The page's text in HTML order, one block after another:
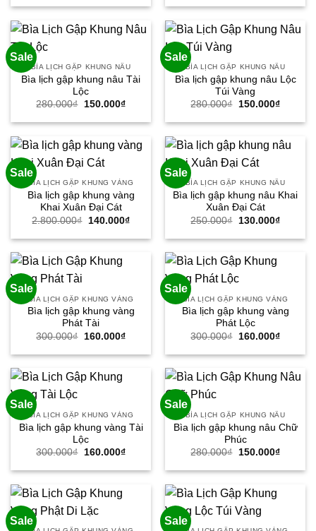
là:
tại
150.000₫.
là:
tại
Sale
BÌA LỊCH GẬP KHUNG NÂU
Bìa lịch gập khung nâu Tài
Lộc
280.000₫
Giá
là:
150.000₫Giá
tại
150.000₫.
Sale
BÌA LỊCH GẬP KHUNG NÂU
Bìa lịch gập khung nâu Lộc
Túi Vàng
280.000₫
Giá
là:
150.000₫Giá
tại
Sale
BÌA LỊCH GẬP KHUNG VÀNG
Bìa lịch gập khung vàng
Khai Xuân Đại Cát
2.800.000₫
Giá
là:
140.000₫Giá
tại
140.000₫.
Sale
BÌA LỊCH GẬP KHUNG NÂU
Bìa lịch gập khung nâu Khai
Xuân Đại Cát
250.000₫
Giá
là:
130.000₫Giá
tại
Sale
BÌA LỊCH GẬP KHUNG VÀNG
Bìa lịch gập khung vàng
Phát Tài
300.000₫
Giá
là:
160.000₫Giá
tại
160.000₫.
Sale
BÌA LỊCH GẬP KHUNG VÀNG
Bìa lịch gập khung vàng
Phát Lộc
300.000₫
Giá
là:
160.000₫Giá
tại
Sale
BÌA LỊCH GẬP KHUNG VÀNG
Bìa lịch gập khung vàng Tài
Lộc
300.000₫
Giá
là:
160.000₫Giá
tại
160.000₫.
Sale
BÌA LỊCH GẬP KHUNG NÂU
Bìa lịch gập khung nâu Chữ
Phúc
280.000₫
Giá
là:
150.000₫Giá
tại
Sale Sale